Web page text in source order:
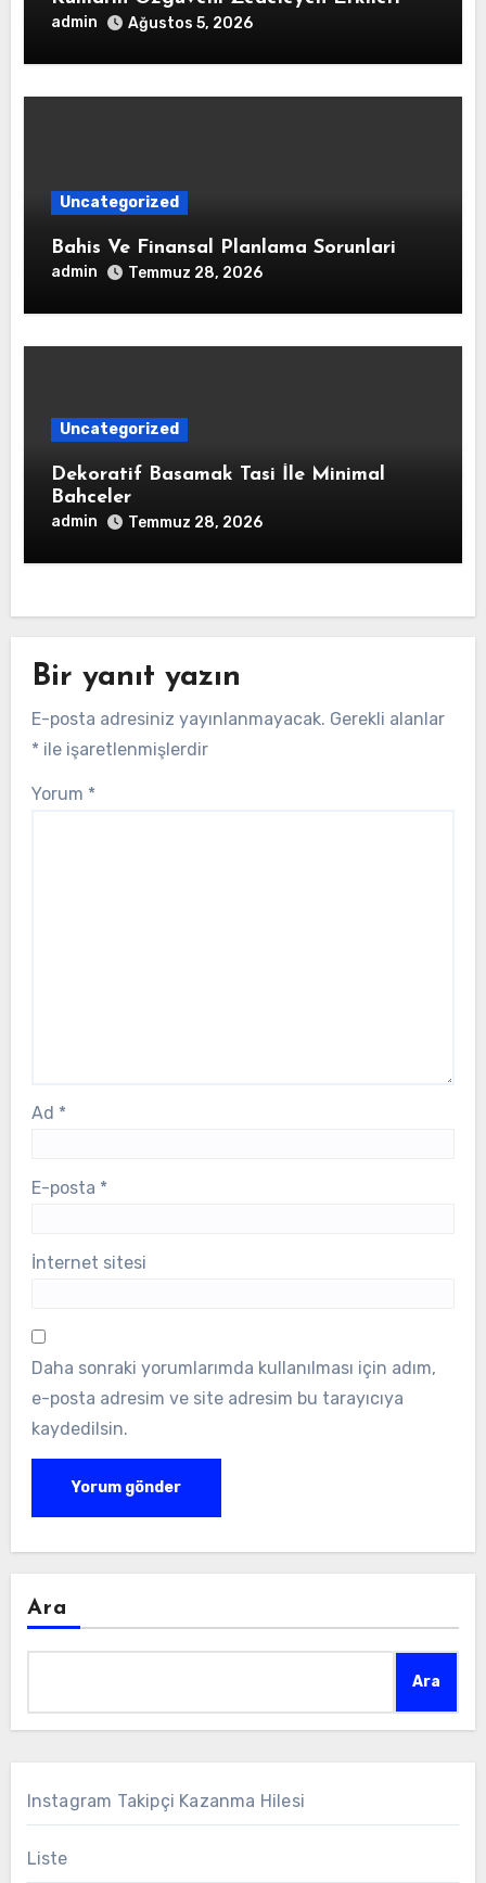
admin Ağustos 5, 2026
Uncategorized
Bahis Ve Finansal Planlama Sorunlari
admin Temmuz 28, 2026
Uncategorized
Dekoratif Basamak Tasi İle Minimal
Bahceler
admin Temmuz 28, 2026
Bir yanıt yazın
E-posta adresiniz yayınlanmayacak. Gerekli alanlar
* ile işaretlenmişlerdir
Yorum *
Ad *
E-posta *
İnternet sitesi
Daha sonraki yorumlarımda kullanılması için adım,
e-posta adresim ve site adresim bu tarayıcıya
kaydedilsin.
Ara
Ara
Instagram Takipçi Kazanma Hilesi
Liste